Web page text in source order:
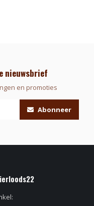
nieuwsbrief
en promoties
Abonneer